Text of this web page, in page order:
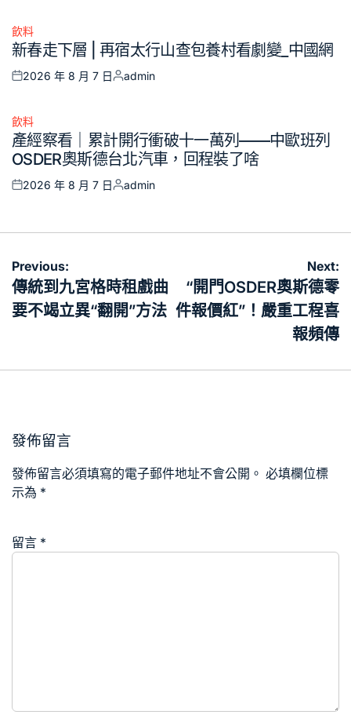
Posted
in
飲料
新春走下層 | 再宿太行山查包養村看劇變_中國網
Posted
2026 年 8 月 7 日
Posted
admin
Posted
in
飲料
產經察看｜累計開行衝破十一萬列——中歐班列
OSDER奧斯德台北汽車，回程裝了啥
Posted
2026 年 8 月 7 日
Posted
admin
文
章
導
Previous:
傳統到九宮格時租戲曲
要不竭立異“翻開”方法
Next:
“開門OSDER奧斯德零
件報價紅”！嚴重工程喜
報頻傳
發佈留言
發佈留言必須填寫的電子郵件地址不會公開。 必填欄位標
示為 *
留言 *